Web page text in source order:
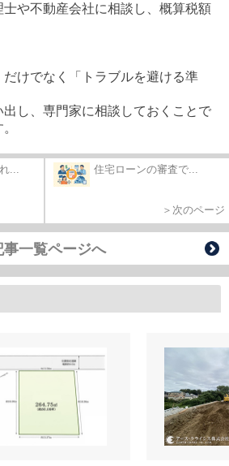
士や不動産会社に相談し、概算税額
けでなく「トラブルを避ける準
し、専門家に相談しておくことで
... 住宅ローンの審査で...
＞次のページ
事一覧ページへ